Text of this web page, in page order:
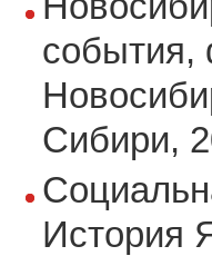
события,
Сибири,
История